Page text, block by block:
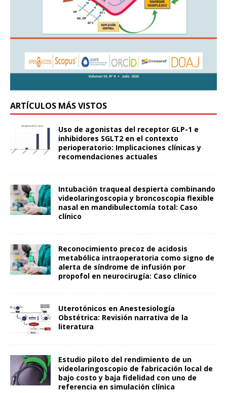
ARTÍCULOS MÁS VISTOS
Uso de agonistas del receptor GLP-1 e
inhibidores SGLT2 en el contexto
perioperatorio: Implicaciones clínicas y
recomendaciones actuales
Intubación traqueal despierta combinando
videolaringoscopia y broncoscopia flexible
nasal en mandibulectomía total: Caso
clínico
Reconocimiento precoz de acidosis
metabólica intraoperatoria como signo de
alerta de síndrome de infusión por
propofol en neurocirugía: Caso clínico
Uterotónicos en Anestesiología
Obstétrica: Revisión narrativa de la
literatura
Estudio piloto del rendimiento de un
videolaringoscopio de fabricación local de
bajo costo y baja fidelidad con uno de
referencia en simulación clínica